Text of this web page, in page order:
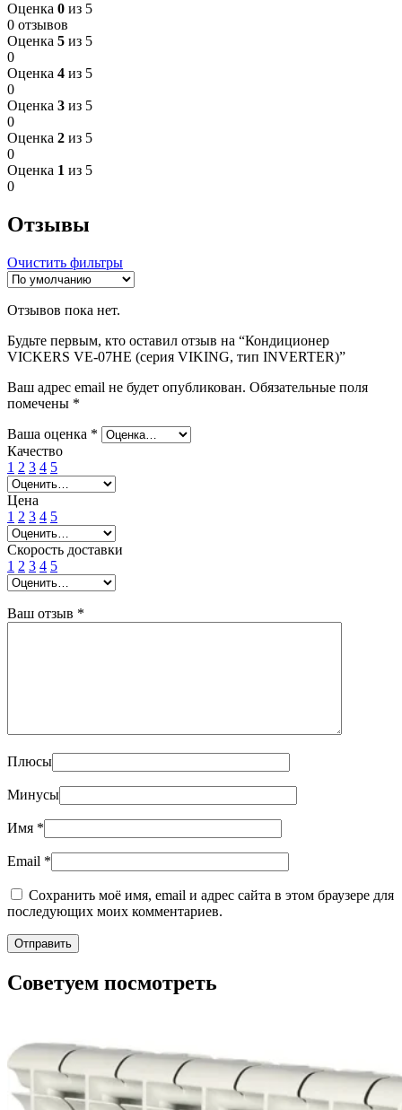
Оценка 0 из 5
0 отзывов
Оценка 5 из 5
0
Оценка 4 из 5
0
Оценка 3 из 5
0
Оценка 2 из 5
0
Оценка 1 из 5
0
Отзывы
Очистить фильтры
Отзывов пока нет.
Будьте первым, кто оставил отзыв на “Кондиционер
VICKERS VE-07HE (серия VIKING, тип INVERTER)”
Ваш адрес email не будет опубликован. Обязательные поля
помечены *
Ваша оценка *
Качество
1 2 3 4 5
Цена
1 2 3 4 5
Скорость доставки
1 2 3 4 5
Ваш отзыв *
Плюсы
Минусы
Имя *
Email *
Сохранить моё имя, email и адрес сайта в этом браузере для
последующих моих комментариев.
Советуем посмотреть